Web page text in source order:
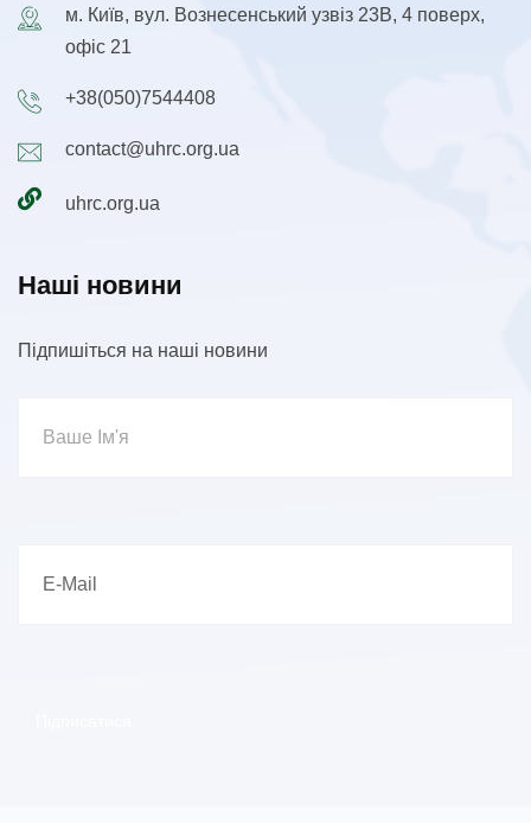
м. Київ, вул. Вознесенський узвіз 23В, 4 поверх,
офіс 21
+38(050)7544408
contact@uhrc.org.ua
uhrc.org.ua
Наші новини
Підпишіться на наші новини